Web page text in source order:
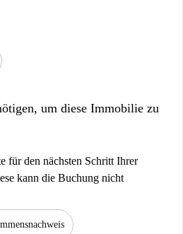
um diese Immobilie zu
für den nächsten Schritt Ihrer
kann die Buchung nicht